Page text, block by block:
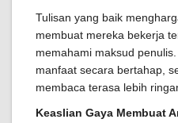
Tulisan yang baik
membuat mereka bekerja
memahami maksud
manfaat secara bertahap,
membaca terasa lebih
Keaslian Gaya Membuat